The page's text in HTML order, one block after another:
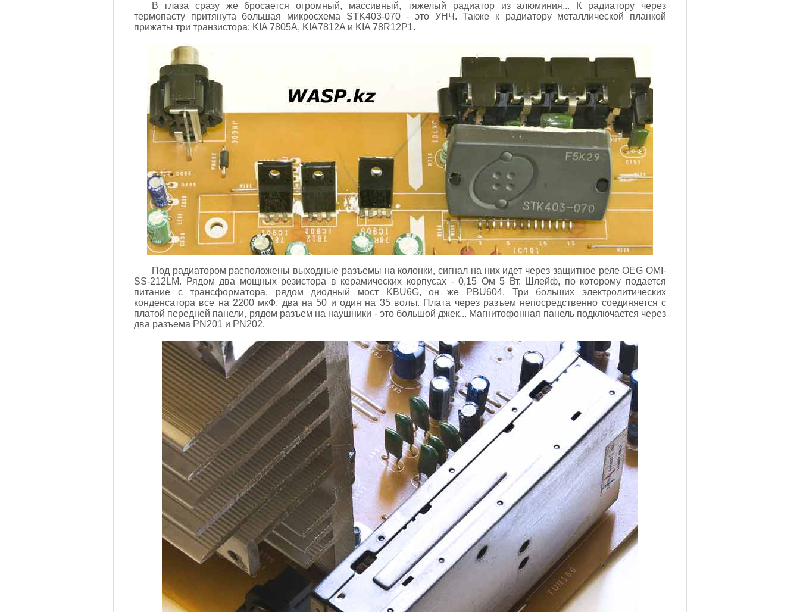
В глаза сразу же бросается огромный, массивный, тяжелый радиатор из алюминия... К радиатору через
термопасту притянута большая микросхема STK403-070 - это УНЧ. Также к радиатору металлической планкой
прижаты три транзистора: KIA 7805A, KIA7812A и KIA 78R12P1.
Под радиатором расположены выходные разъемы на колонки, сигнал на них идет через защитное реле OEG OMI-
SS-212LM. Рядом два мощных резистора в керамических корпусах - 0,15 Ом 5 Вт. Шлейф, по которому подается
питание с трансформатора, рядом диодный мост KBU6G, он же PBU604. Три больших электролитических
конденсатора все на 2200 мкФ, два на 50 и один на 35 вольт. Плата через разъем непосредственно соединяется с
платой передней панели, рядом разъем на наушники - это большой джек... Магнитофонная панель подключается через
два разъема PN201 и PN202.